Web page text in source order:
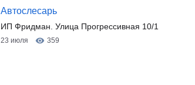
Автослесарь
ИП Фридман. Улица Прогрессивная 10/1
23 июля 359